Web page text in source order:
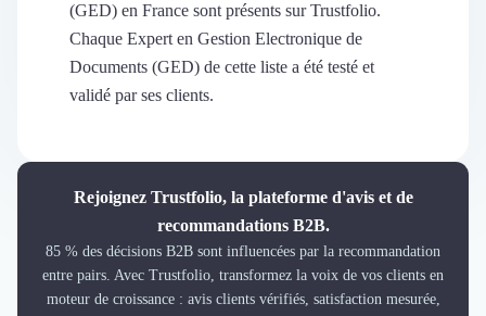
Cabinet de Recrutement
Teambuilding
Gestion paie
Qualité de Vie au Travail (QVT)
Responsabilité Sociétale des Entreprises (RSE)
Marketplace de freelance
Coaching
(GED) en France sont présents sur Trustfolio.
Chaque Expert en Gestion Electronique de
Documents (GED) de cette liste a été testé et
validé par ses clients.
Rejoignez Trustfolio, la plateforme d'avis et de
recommandations B2B.
85 % des décisions B2B sont influencées par la recommandation
entre pairs. Avec Trustfolio, transformez la voix de vos clients en
moteur de croissance : avis clients vérifiés, satisfaction mesurée,